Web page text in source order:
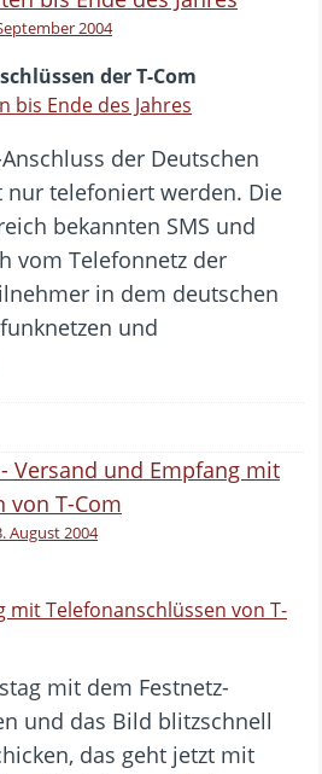
2004
der T-Com
bis Ende des Jahres
der Deutschen
nur telefoniert werden. Die
bekannten SMS und
vom Telefonnetz der
in dem deutschen
und
August 2004
mit Telefonanschlüssen von T-
mit dem Festnetz-
und das Bild blitzschnell
das geht jetzt mit